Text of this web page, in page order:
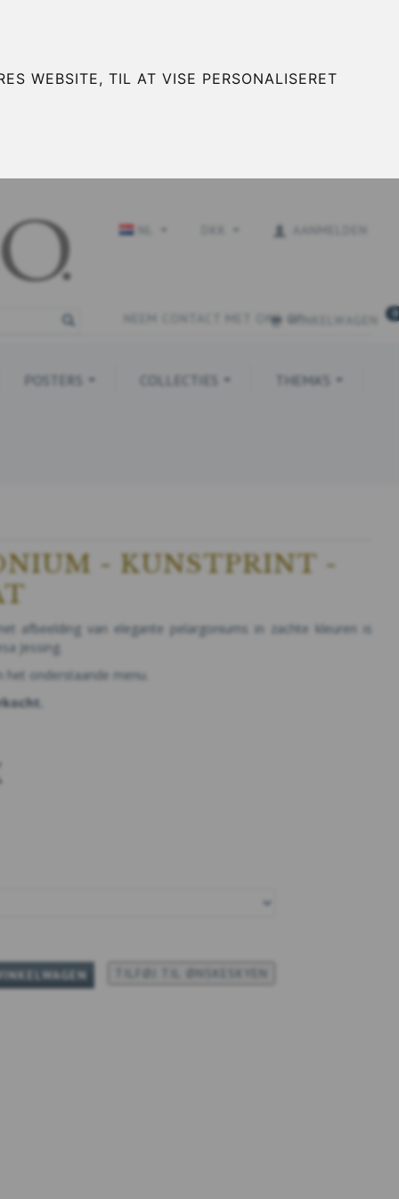
WEBSITE, TIL AT VISE PERSONALISERET
NEEM CONTACT MET ONS OPWINKELWAGEN 0
POSTERS COLLECTIES THEMA'S
- KUNSTPRINT -
afbeelding van elegante pelargoniums in zachte kleuren is
Jessing.
onderstaande menu.
TILFØJ TIL ØNSKESKYEN